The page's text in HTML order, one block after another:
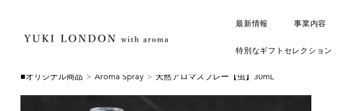
最新情報 事業内容
特別なギフトセレクション
■オリジナル商品 > Aroma Spray > 天然アロマスプレー【虫】30mL